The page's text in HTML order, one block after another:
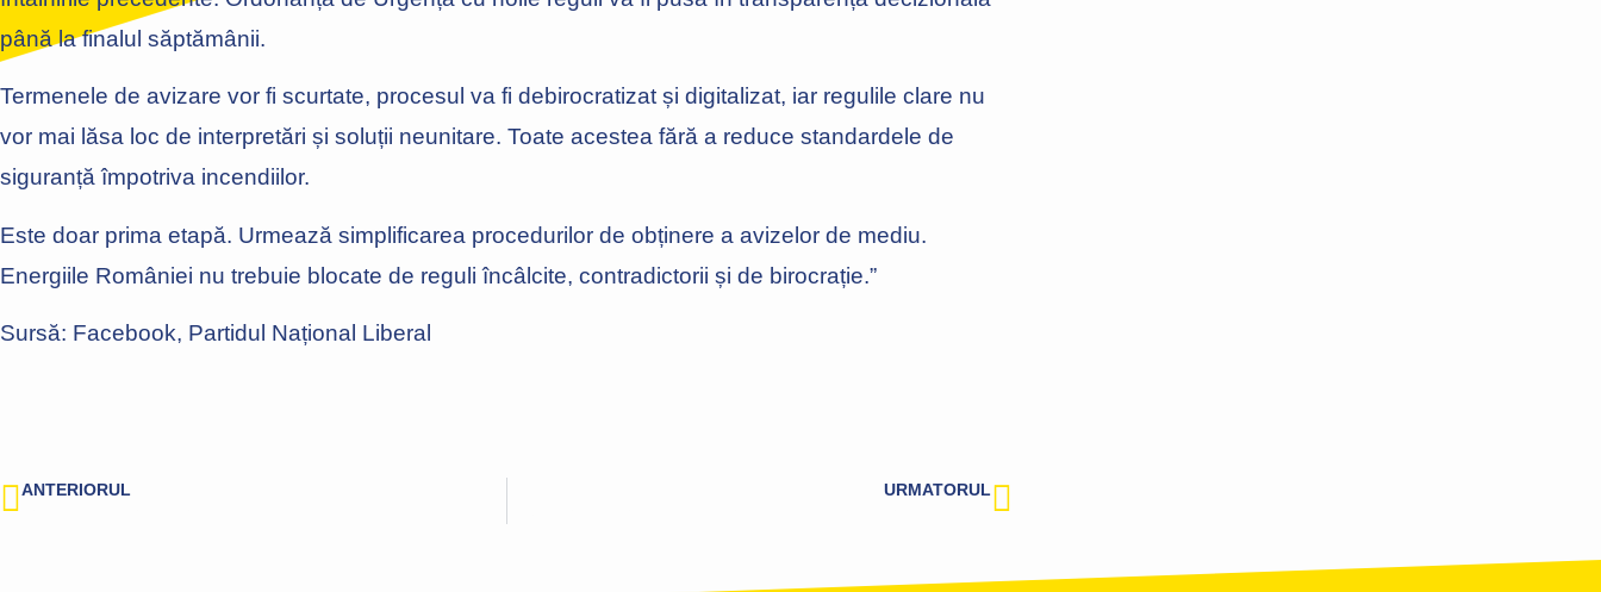
până la finalul săptămânii.
Termenele de avizare vor fi scurtate, procesul va fi debirocratizat și digitalizat, iar regulile clare nu
vor mai lăsa loc de interpretări și soluții neunitare. Toate acestea fără a reduce standardele de
siguranță împotriva incendiilor.
Este doar prima etapă. Urmează simplificarea procedurilor de obținere a avizelor de mediu.
Energiile României nu trebuie blocate de reguli încâlcite, contradictorii și de birocrație.”
Sursă: Facebook, Partidul Național Liberal
ANTERIORUL URMATORUL